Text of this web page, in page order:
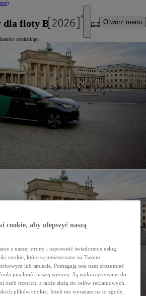
Otwórz menu
dla floty Bolt w Niemczech
carsharingu
cookie, aby ulepszyć naszą
z naszej strony i usprawnić świadczenie usług,
cookie, które są umieszczane na Twoim
lub tablecie. Pomagają one nam zrozumieć
naszej witryny. Są wykorzystywane do
osób trzecich, a także służą do celów reklamowych.
plików cookie. Jeżeli nie wyrażasz na to zgody,